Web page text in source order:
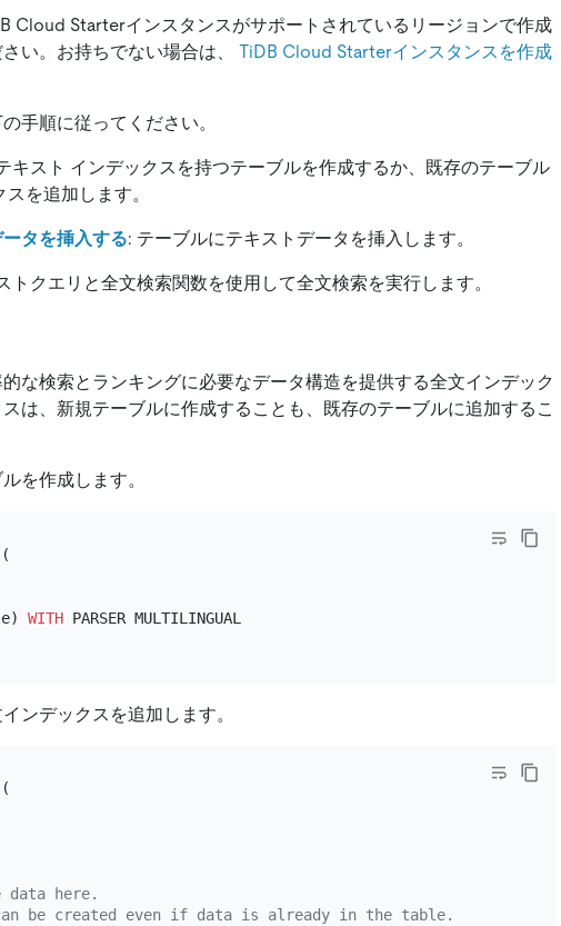
Cloud Starterインスタンスがサポートされているリージョンで作成
い。お持ちでない場合は、 TiDB Cloud Starterインスタンスを作成
手順に従ってください。
キスト インデックスを持つテーブルを作成するか、既存のテーブル
を追加します。
タを挿入する: テーブルにテキストデータを挿入します。
トクエリと全文検索関数を使用して全文検索を実行します。
な検索とランキングに必要なデータ構造を提供する全文インデック
は、新規テーブルに作成することも、既存のテーブルに追加するこ
を作成します。
WITH PARSER MULTILINGUAL
ンデックスを追加します。
data here.
be created even if data is already in the table.